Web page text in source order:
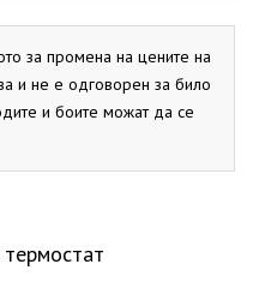
за промена на цените на
и не е одговорен за било
и боите можат да се